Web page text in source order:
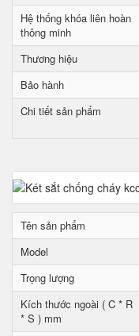
Hệ thống khóa liên hoàn
thông minh
Thương hiệu
Bảo hành
Chi tiết sản phẩm
Tên sản phẩm
Model
Trọng lượng
Kích thước ngoài ( C * R
* S ) mm